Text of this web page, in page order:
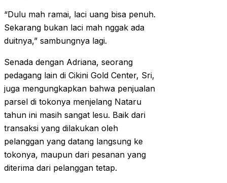
“Dulu mah ramai, laci uang bisa penuh.
Sekarang bukan laci mah nggak ada
duitnya,” sambungnya lagi.
Senada dengan Adriana, seorang
pedagang lain di Cikini Gold Center, Sri,
juga mengungkapkan bahwa penjualan
parsel di tokonya menjelang Nataru
tahun ini masih sangat lesu. Baik dari
transaksi yang dilakukan oleh
pelanggan yang datang langsung ke
tokonya, maupun dari pesanan yang
diterima dari pelanggan tetap.